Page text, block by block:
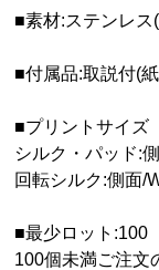
■素材:ステンレ
■付属品:取説付(
■プリントサイズ
シルク・パッド:
回転シルク:側面/
■最少ロット:100
100個未満ご注文